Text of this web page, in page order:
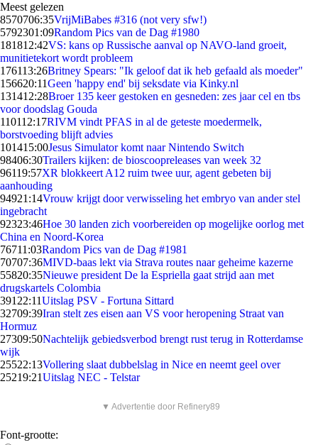
Meest gelezen
8570706:35VrijMiBabes #316 (not very sfw!)
5792301:09Random Pics van de Dag #1980
181812:42VS: kans op Russische aanval op NAVO-land groeit,
munitietekort wordt probleem
176113:26Britney Spears: "Ik geloof dat ik heb gefaald als moeder"
156620:11Geen 'happy end' bij seksdate via Kinky.nl
131412:28Broer 135 keer gestoken en gesneden: zes jaar cel en tbs
voor doodslag Gouda
110112:17RIVM vindt PFAS in al de geteste moedermelk,
borstvoeding blijft advies
101415:00Jesus Simulator komt naar Nintendo Switch
98406:30Trailers kijken: de bioscoopreleases van week 32
96119:57XR blokkeert A12 ruim twee uur, agent gebeten bij
aanhouding
94921:14Vrouw krijgt door verwisseling het embryo van ander stel
ingebracht
92323:46Hoe 30 landen zich voorbereiden op mogelijke oorlog met
China en Noord-Korea
76711:03Random Pics van de Dag #1981
70707:36MIVD-baas lekt via Strava routes naar geheime kazerne
55820:35Nieuwe president De la Espriella gaat strijd aan met
drugskartels Colombia
391 22:11Uitslag PSV - Fortuna Sittard
32709:39Iran stelt zes eisen aan VS voor heropening Straat van
Hormuz
27309:50Nachtelijk gebiedsverbod brengt rust terug in Rotterdamse
wijk
25522:13Vollering slaat dubbelslag in Nice en neemt geel over
25219:21Uitslag NEC - Telstar
▼ Advertentie door Refinery89
Font-grootte: